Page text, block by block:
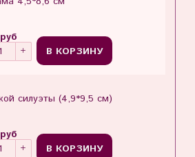
В КОРЗИНУ
силуэты (4,9*9,5 см)
В КОРЗИНУ